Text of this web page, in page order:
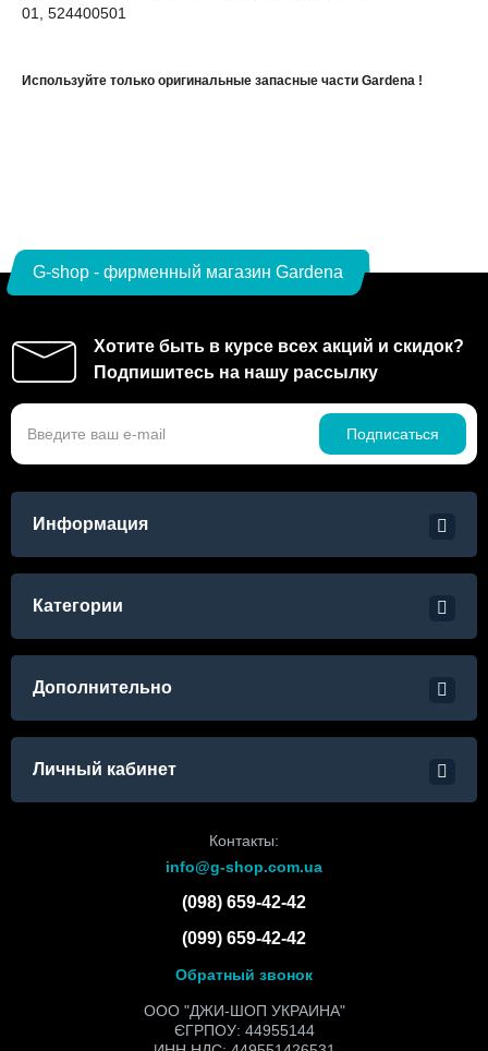
01, 524400501
Используйте только оригинальные запасные части Gardena !
G-shop - фирменный магазин Gardena
Хотите быть в курсе всех акций и скидок?
Подпишитесь на нашу рассылку
Подписаться
Информация
Категории
Дополнительно
Личный кабинет
Контакты:
info@g-shop.com.ua
(098) 659-42-42
(099) 659-42-42
Обратный звонок
ООО "ДЖИ-ШОП УКРАИНА"
ЄГРПОУ: 44955144